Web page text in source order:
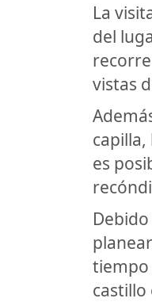
La
del
vistas
capilla,
es
tiempo
castillo